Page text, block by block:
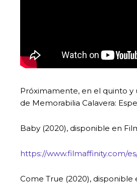
Próximamente, en el quinto
de Memorabilia Calavera:
Baby (2020), disponible en
https://www.filmaffinity.com/
Come True (2020), disponible